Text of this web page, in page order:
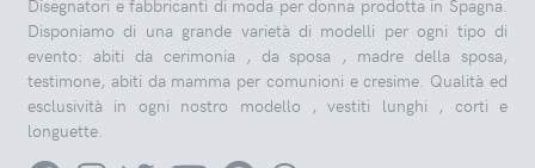
Disponiamo di una grande varietà di modelli per ogni tipo di
evento: abiti da cerimonia , da sposa , madre della sposa,
testimone, abiti da mamma per comunioni e cresime. Qualità ed
esclusività in ogni nostro modello , vestiti lunghi , corti e
longuette.